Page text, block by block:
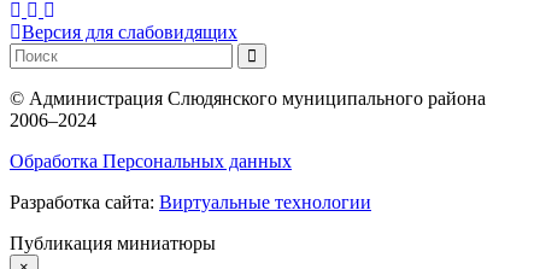
Версия для слабовидящих
© Администрация Слюдянского муниципального района
2006–2024
Обработка Персональных данных
Разработка сайта: Виртуальные технологии
Публикация миниатюры